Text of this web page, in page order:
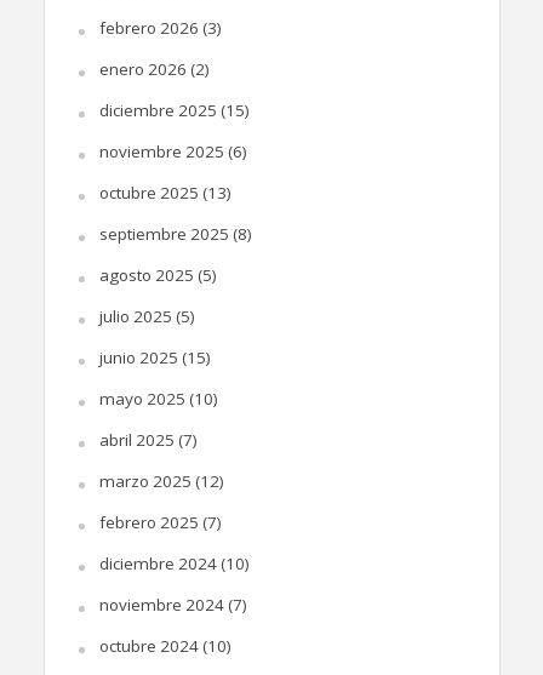
febrero 2026 (3)
enero 2026 (2)
diciembre 2025 (15)
noviembre 2025 (6)
octubre 2025 (13)
septiembre 2025 (8)
agosto 2025 (5)
julio 2025 (5)
junio 2025 (15)
mayo 2025 (10)
abril 2025 (7)
marzo 2025 (12)
febrero 2025 (7)
diciembre 2024(10)
noviembre 2024(7)
octubre 2024(10)